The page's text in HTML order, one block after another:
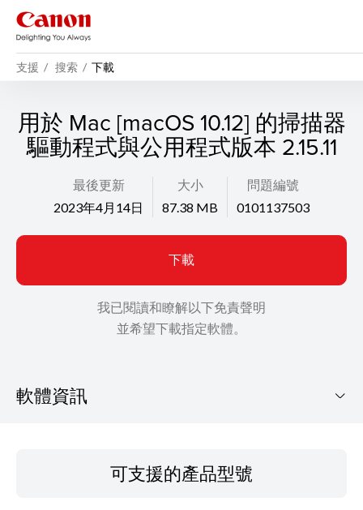
支援 搜索 下載
用於 Mac [macOS 10.12] 的掃描器
驅動程式與公用程式版本 2.15.11
最後更新
2023年4月14日
大小
87.38 MB
問題編號
0101137503
下載
我已閱讀和瞭解以下免責聲明
並希望下載指定軟體。
軟體資訊
可支援的產品型號